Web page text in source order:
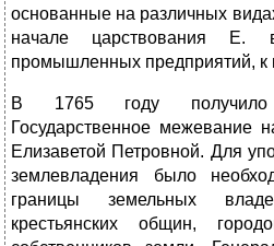
основанные на различных
начале царствования
промышленных предприятий, к
В 1765 году получило
Государственное межевание
Елизаветой Петровной. Для
землевладения было
границы земельных
крестьянских общин,